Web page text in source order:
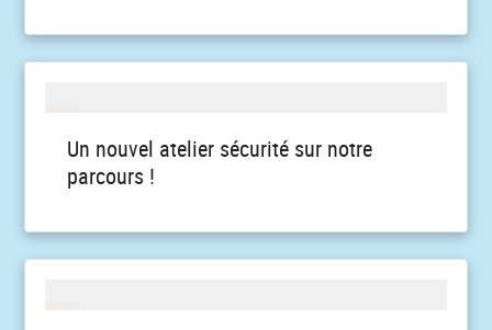
Un nouvel atelier sécurité sur notre
parcours !